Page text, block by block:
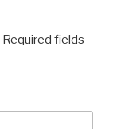
Required fields